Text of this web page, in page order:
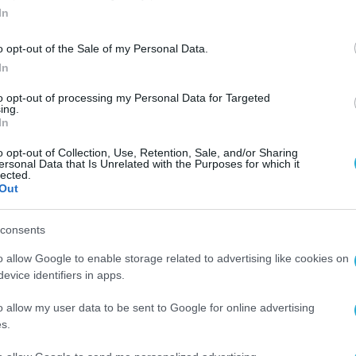
opt-out of the Sale of my Personal Data.
opt-out of processing my Personal Data for Targeted
opt-out of Collection, Use, Retention, Sale, and/or Sharing
Data that Is Unrelated with the Purposes for which it
allow Google to enable storage related to advertising like cookies on
identifiers in apps.
allow my user data to be sent to Google for online advertising